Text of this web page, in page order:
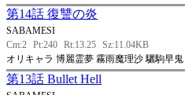
第14話 復讐の炎
SABAMESI
Cm:2 Pt:240 Rt:13.25 Sz:11.04KB
オリキャラ 博麗霊夢 霧雨魔理沙 驪駒早
第13話 Bullet Hell